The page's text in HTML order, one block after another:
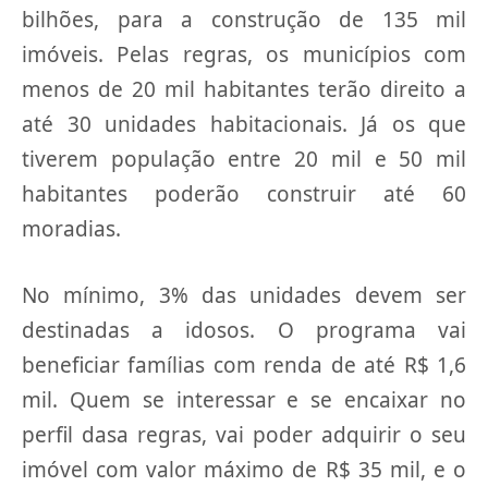
bilhões, para a construção de 135 mil
imóveis. Pelas regras, os municípios com
menos de 20 mil habitantes terão direito a
até 30 unidades habitacionais. Já os que
tiverem população entre 20 mil e 50 mil
habitantes poderão construir até 60
moradias.
No mínimo, 3% das unidades devem ser
destinadas a idosos. O programa vai
beneficiar famílias com renda de até R$ 1,6
mil. Quem se interessar e se encaixar no
perfil dasa regras, vai poder adquirir o seu
imóvel com valor máximo de R$ 35 mil, e o